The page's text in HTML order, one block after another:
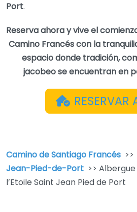
Port.
Reserva ahora y vive el
Camino Francés con la
espacio donde tradición,
jacobeo se encuentran en
RESERVAR
Camino de Santiago Francés >>
Jean-Pied-de-Port >>
l’Etoile Saint Jean Pied de Port